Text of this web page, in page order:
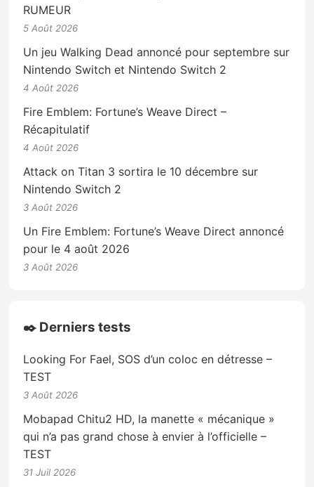
RUMEUR
5 Août 2026
Un jeu Walking Dead annoncé pour septembre sur
Nintendo Switch et Nintendo Switch 2
4 Août 2026
Fire Emblem: Fortune’s Weave Direct –
Récapitulatif
4 Août 2026
Attack on Titan 3 sortira le 10 décembre sur
Nintendo Switch 2
3 Août 2026
Un Fire Emblem: Fortune’s Weave Direct annoncé
pour le 4 août 2026
3 Août 2026
✒️ Derniers tests
Looking For Fael, SOS d’un coloc en détresse –
TEST
3 Août 2026
Mobapad Chitu2 HD, la manette « mécanique »
qui n’a pas grand chose à envier à l’officielle –
TEST
31 Juil 2026